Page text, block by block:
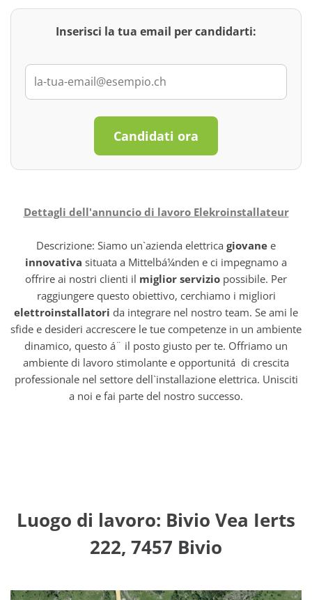
Inserisci la tua email per candidarti:
Candidati ora
Dettagli dell'annuncio di lavoro Elekroinstallateur
Descrizione: Siamo un`azienda elettrica giovane e
innovativa situata a Mittelbá¼nden e ci impegnamo a
offrire ai nostri clienti il miglior servizio possibile. Per
raggiungere questo obiettivo, cerchiamo i migliori
elettroinstallatori da integrare nel nostro team. Se ami le
sfide e desideri accrescere le tue competenze in un ambiente
dinamico, questo á¨ il posto giusto per te. Offriamo un
ambiente di lavoro stimolante e opportunitá di crescita
professionale nel settore dell`installazione elettrica. Unisciti
a noi e fai parte del nostro successo.
Luogo di lavoro: Bivio Vea Ierts
222, 7457 Bivio